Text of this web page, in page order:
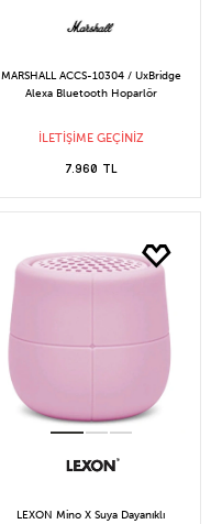
MARSHALL ACCS-10304 / UxBridge
Alexa Bluetooth Hoparlör
İLETİŞİME GEÇİNİZ
7.960 TL
LEXON Mino X Suya Dayanıklı